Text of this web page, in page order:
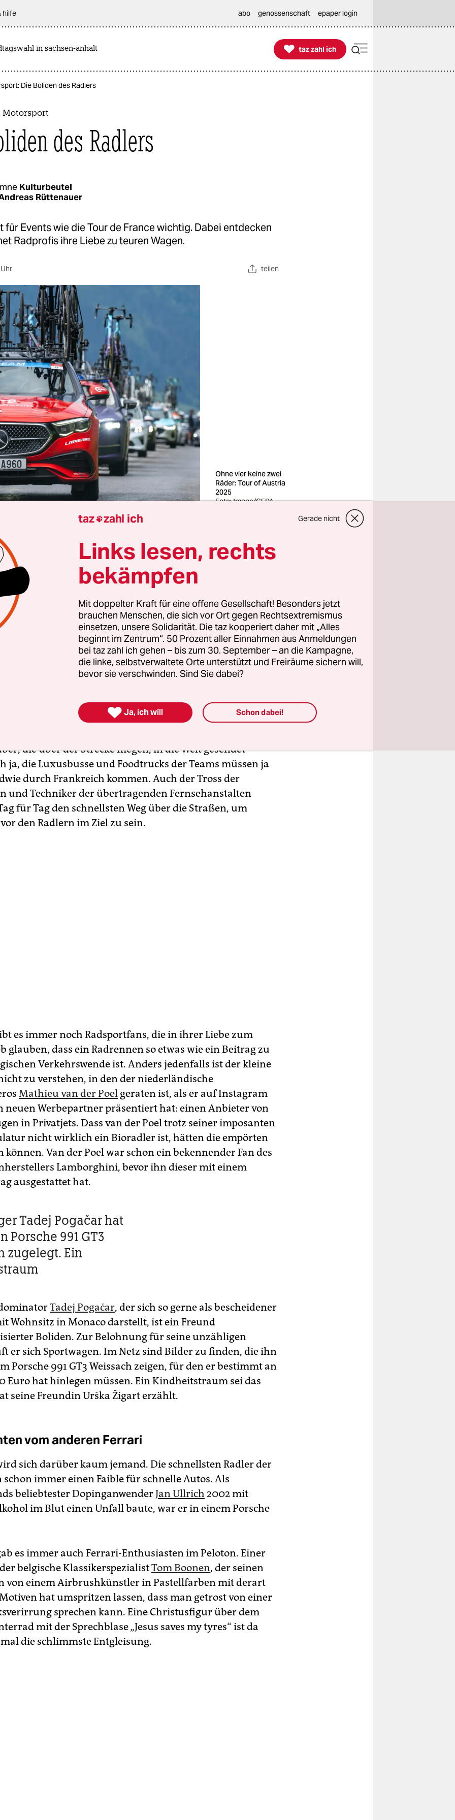
hilfe abo genossenschaft epaper login
in sachsen-anhalt 
taz zahl ich
taz zahl ich
Die Boliden des Radlers
Motorsport
des Radlers
Kulturbeutel
Rüttenauer
für Events wie die Tour de France wichtig. Dabei entdecken
Radprofis ihre Liebe zu teuren Wagen.
teilen
Ohne vier keine zwei
Räder: Tour of Austria
2025
Foto: Imago/GEPA
de France
der Männer ist das größte Motorsportevent
Jahres. Es sind zwar Radfahrer, die da drei Wochen lang
die Wette radeln, aber ohne Autos und Motorräder geht
großen Rundfahrt durch Frankreich. Wer einmal am
gestanden hat, um auf die Durchfahrt des Pelotons zu
den Geruch verbrannten Benzins und Diesels nicht so
der Nase bekommen.
die die Strecke absperren, geht es los. Es soll ja
kein unbefugtes Fahrzeug die Straßen kreuzen, wenn die
Dann sind da noch die Betreuer in den Pkw der Teams,
der Tour gehen auch nicht zu Fuß und es gibt die
die über der Strecke fliegen, in die Welt gesendet
ja, die Luxusbusse und Foodtrucks der Teams müssen ja
durch Frankreich kommen. Auch der Tross der
und Techniker der übertragenden Fernsehanstalten
für Tag den schnellsten Weg über die Straßen, um
den Radlern im Ziel zu sein.
es immer noch Radsportfans, die in ihrer Liebe zum
glauben, dass ein Radrennen so etwas wie ein Beitrag zu
Verkehrswende ist. Anders jedenfalls ist der kleine
zu verstehen, in den der niederländische
Mathieu van der Poel geraten ist, als er auf Instagram
neuen Werbepartner präsentiert hat: einen Anbieter von
in Privatjets. Dass van der Poel trotz seiner imposanten
nicht wirklich ein Bioradler ist, hätten die empörten
können. Van der Poel war schon ein bekennender Fan des
Lamborghini, bevor ihn dieser mit einem
ausgestattet hat.
Tadej Pogačar hat
Porsche 991 GT3
zugelegt. Ein
Tadej Pogačar, der sich so gerne als bescheidener
Wohnsitz in Monaco darstellt, ist ein Freund
Boliden. Zur Belohnung für seine unzähligen
er sich Sportwagen. Im Netz sind Bilder zu finden, die ihn
Porsche 991 GT3 Weissach zeigen, für den er bestimmt an
Euro hat hinlegen müssen. Ein Kindheitstraum sei das
seine Freundin Urška Žigart erzählt.
vom anderen Ferrari
sich darüber kaum jemand. Die schnellsten Radler der
schon immer einen Faible für schnelle Autos. Als
beliebtester Doping­anwenderJan Ullrich 2002 mit
im Blut einen Unfall baute, war er in einem Porsche
es immer auch Ferrari-Enthusiasten im Peloton. Einer
belgische KlassikerspezialistTom Boonen, der seinen
von einem Airbrushkünstler in Pastellfarben mit derart
hat umspritzen lassen, dass man getrost von einer
sprechen kann. Eine Christusfigur über dem
mit der Sprechblase „Jesus saves my tyres“ ist da
die schlimmste Entgleisung.
taz zahl ich Gerade nicht
Links lesen, rechts
bekämpfen
Mit doppelter Kraft für eine offene Gesellschaft! Besonders jetzt
brauchen Menschen, die sich vor Ort gegen Rechtsextremismus
einsetzen, unsere Solidarität. Die taz kooperiert daher mit „Alles
beginnt im Zentrum“. 50 Prozent aller Einnahmen aus Anmeldungen
bei taz zahl ich gehen – bis zum 30. September – an die Kampagne,
die linke, selbstverwaltete Orte unterstützt und Freiräume sichern will,
bevor sie verschwinden. Sind Sie dabei?
 Ja, ich will Schon dabei!